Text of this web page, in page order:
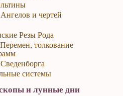
и чертей
Резы Рода
толкование
системы
и лунные дни